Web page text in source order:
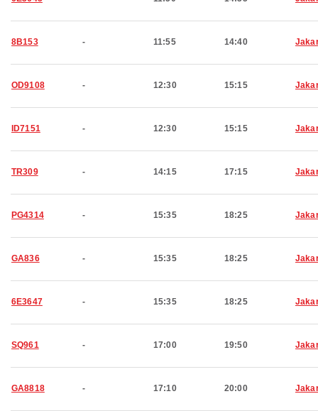
8B153 - 11:55 14:40
OD9108 - 12:30 15:15
ID7151 - 12:30 15:15
TR309 - 14:15 17:15
PG4314 - 15:35 18:25
GA836 - 15:35 18:25
6E3647 - 15:35 18:25
SQ961 - 17:00 19:50
GA8818 - 17:10 20:00